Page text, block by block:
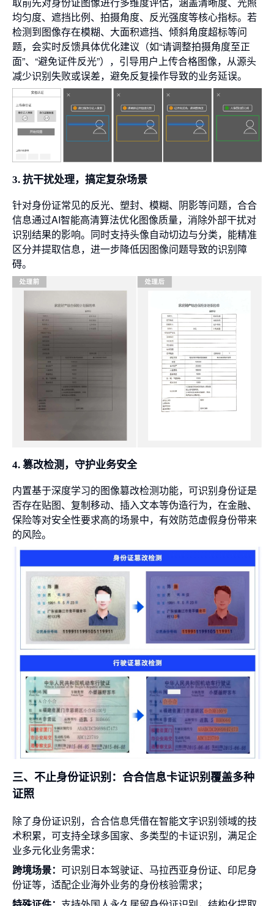
均匀度、遮挡比例、拍摄角度、反光强度等核心指标。若
检测到图像存在模糊、大面积遮挡、倾斜角度超标等问
题，会实时反馈具体优化建议（如“请调整拍摄角度至正
面”、“避免证件反光”），引导用户上传合格图像，从源头
减少识别失败或误差，避免反复操作导致的业务延误。
3. 抗干扰处理，搞定复杂场景
针对身份证常见的反光、塑封、模糊、阴影等问题，合合
信息通过AI智能高清算法优化图像质量，消除外部干扰对
识别结果的影响。同时支持头像自动切边与分类，能精准
区分并提取信息，进一步降低因图像问题导致的识别障
碍。
4. 篡改检测，守护业务安全
内置基于深度学习的图像篡改检测功能，可识别身份证是
否存在贴图、复制移动、插入文本等伪造行为，在金融、
保险等对安全性要求高的场景中，有效防范虚假身份带来
的风险。
三、不止身份证识别：合合信息卡证识别覆盖多种
证照
除了身份证识别，合合信息凭借在智能文字识别领域的技
术积累，可支持全球多国家、多类型的卡证识别，满足企
业多元化业务需求：
跨境场景： 可识别日本驾驶证、马拉西亚身份证、印尼身
份证等，适配企业海外业务的身份核验需求；